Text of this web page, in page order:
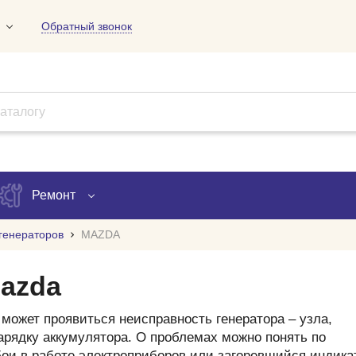
Обратный звонок
Ремонт
Проверка ремонта
MAZDA
проявиться неисправность генератора – узла,
аккумулятора. О проблемах можно понять по